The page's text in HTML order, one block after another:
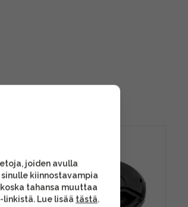
joiden avulla
kiinnostavampia
tahansa muuttaa
Lue lisää tästä.